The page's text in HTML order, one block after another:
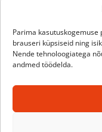
Parima
brauseri küpsiseid ning
Nende tehnoloogiatega
andmed töödelda.